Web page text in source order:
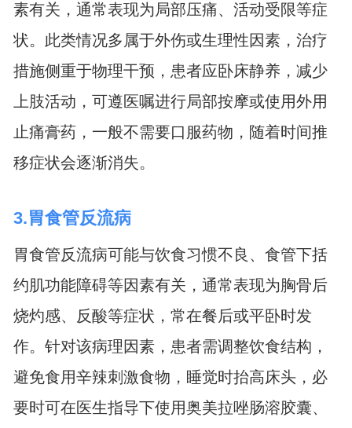
素有关，通常表现为局部压痛、活动受限等症
状。此类情况多属于外伤或生理性因素，治疗
措施侧重于物理干预，患者应卧床静养，减少
上肢活动，可遵医嘱进行局部按摩或使用外用
止痛膏药，一般不需要口服药物，随着时间推
移症状会逐渐消失。
3.胃食管反流病
胃食管反流病可能与饮食习惯不良、食管下括
约肌功能障碍等因素有关，通常表现为胸骨后
烧灼感、反酸等症状，常在餐后或平卧时发
作。针对该病理因素，患者需调整饮食结构，
避免食用辛辣刺激食物，睡觉时抬高床头，必
要时可在医生指导下使用奥美拉唑肠溶胶囊、